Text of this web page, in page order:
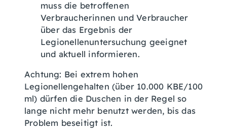
muss die betroffenen
Verbraucherinnen und Verbraucher
über das Ergebnis der
Legionellenuntersuchung geeignet
und aktuell informieren.
Achtung: Bei extrem hohen
Legionellengehalten (über 10.000 KBE/100
ml) dürfen die Duschen in der Regel so
lange nicht mehr benutzt werden, bis das
Problem beseitigt ist.